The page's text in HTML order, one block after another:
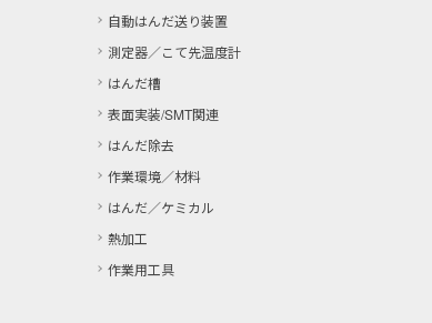
自動はんだ送り装置
測定器／こて先温度計
はんだ槽
表面実装/SMT関連
はんだ除去
作業環境／材料
はんだ／ケミカル
熱加工
作業用工具